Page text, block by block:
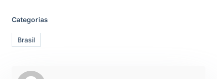
Categorias
Brasil